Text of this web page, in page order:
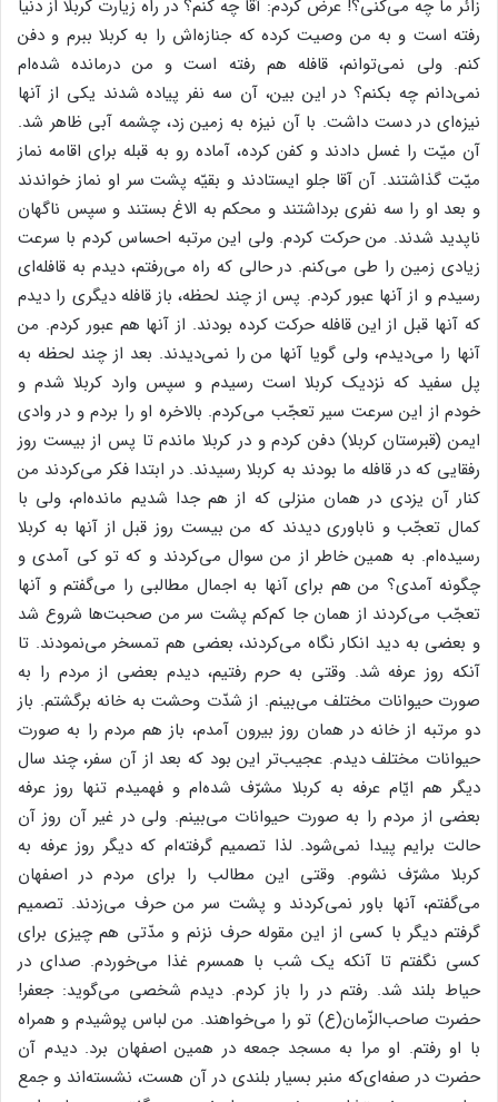
زائر ما چه می‌کنی؟! عرض کردم: آقا چه کنم؟ در راه زیارت کربلا از دنیا
رفته است و به من وصیت کرده که جنازه‌اش را به کربلا ببرم و دفن
کنم. ولی نمی‌توانم، قافله هم رفته است و من درمانده شده‌ام
نمی‌دانم چه بکنم؟ در این بین، آن سه نفر پیاده شدند یکی از آنها
نیزه‌ای در دست داشت. با آن نیزه به زمین زد، چشمه آبی ظاهر شد.
آن میّت را غسل دادند و کفن کرده، آماده رو به قبله برای اقامه نماز
میّت گذاشتند. آن آقا جلو ایستادند و بقیّه پشت سر او نماز خواندند
و بعد او را سه نفری برداشتند و محکم به الاغ بستند و سپس ناگهان
ناپدید شدند. من حرکت کردم. ولی این مرتبه احساس کردم با سرعت
زیادی زمین را طی می‌کنم. در حالی که راه می‌رفتم، دیدم به قافله‌ای
رسیدم و از آنها عبور کردم. پس از چند لحظه، باز قافله دیگری را دیدم
که آنها قبل از این قافله حرکت کرده بودند. از آنها هم عبور کردم. من
آنها را می‌دیدم، ولی گویا آنها من را نمی‌دیدند. بعد از چند لحظه به
پل سفید که نزدیک کربلا است رسیدم و سپس وارد کربلا شدم و
خودم از این سرعت سیر تعجّب می‌کردم. بالاخره او را بردم و در وادی‌
ایمن (قبرستان کربلا) دفن کردم و در کربلا ماندم تا پس از بیست روز
رفقایی که در قافله ما بودند به کربلا رسیدند. در ابتدا فکر می‌کردند من
کنار آن یزدی در همان منزلی که از هم جدا شدیم مانده‌ام، ولی با
کمال تعجّب و ناباوری دیدند که من بیست روز قبل از آنها به کربلا
رسیده‌ام. به همین خاطر از من سوال می‌کردند و که تو کی آمدی و
چگونه آمدی؟ من هم برای آنها به اجمال مطالبی را می‌گفتم و آنها
تعجّب می‌کردند از همان جا کم‌کم پشت سر من صحبت‌ها شروع شد
و بعضی به دید انکار نگاه می‌کردند، بعضی هم تمسخر می‌نمودند. تا
آنکه روز عرفه شد. وقتی به حرم رفتیم، دیدم بعضی از مردم را به
صورت حیوانات مختلف می‌بینم. از شدّت وحشت به خانه برگشتم. باز
دو مرتبه از خانه در همان روز بیرون آمدم، باز هم مردم را به صورت
حیوانات مختلف دیدم. عجیب‌تر این بود که بعد از آن سفر، چند سال
دیگر هم ایّام عرفه به کربلا مشرّف شده‌ام و فهمیدم تنها روز عرفه
بعضی از مردم را به صورت حیوانات می‌بینم. ولی در غیر آن روز آن
حالت برایم پیدا نمی‌شود. لذا تصمیم گرفته‌ام که دیگر روز عرفه به
کربلا مشرّف نشوم. وقتی این مطالب را برای مردم در اصفهان
می‌گفتم، آنها باور نمی‌کردند و پشت سر من حرف می‌زدند. تصمیم
گرفتم دیگر با کسی از این مقوله حرف نزنم و مدّتی هم چیزی برای
کسی نگفتم تا آنکه یک شب با همسرم غذا می‌خوردم. صدای در
حیاط بلند شد. رفتم در را باز کردم. دیدم شخصی می‌گوید: جعفر!
حضرت صاحب‌الزّمان(ع) تو را می‌خواهند. من لباس پوشیدم و همراه
با او رفتم. او مرا به مسجد جمعه در همین اصفهان برد. دیدم آن
حضرت در صفه‌ای‌که منبر بسیار بلندی در آن هست، نشسته‌اند و جمع